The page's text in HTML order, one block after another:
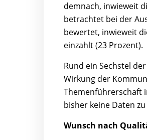
demnach, inwieweit
betrachtet bei der
bewertet, inwieweit
einzahlt (23 Prozent).
Rund ein Sechstel
Wirkung der
Themenführerschaft
bisher keine Daten
Wunsch nach